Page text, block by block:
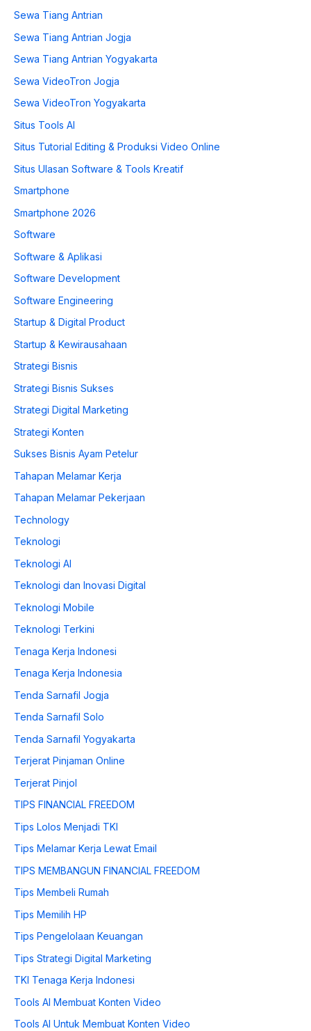
Sewa Tiang Antrian
Sewa Tiang Antrian Jogja
Sewa Tiang Antrian Yogyakarta
Sewa VideoTron Jogja
Sewa VideoTron Yogyakarta
Situs Tools AI
Situs Tutorial Editing & Produksi Video Online
Situs Ulasan Software & Tools Kreatif
Smartphone
Smartphone 2026
Software
Software & Aplikasi
Software Development
Software Engineering
Startup & Digital Product
Startup & Kewirausahaan
Strategi Bisnis
Strategi Bisnis Sukses
Strategi Digital Marketing
Strategi Konten
Sukses Bisnis Ayam Petelur
Tahapan Melamar Kerja
Tahapan Melamar Pekerjaan
Technology
Teknologi
Teknologi AI
Teknologi dan Inovasi Digital
Teknologi Mobile
Teknologi Terkini
Tenaga Kerja Indonesi
Tenaga Kerja Indonesia
Tenda Sarnafil Jogja
Tenda Sarnafil Solo
Tenda Sarnafil Yogyakarta
Terjerat Pinjaman Online
Terjerat Pinjol
TIPS FINANCIAL FREEDOM
Tips Lolos Menjadi TKI
Tips Melamar Kerja Lewat Email
TIPS MEMBANGUN FINANCIAL FREEDOM
Tips Membeli Rumah
Tips Memilih HP
Tips Pengelolaan Keuangan
Tips Strategi Digital Marketing
TKI Tenaga Kerja Indonesi
Tools AI Membuat Konten Video
Tools AI Untuk Membuat Konten Video